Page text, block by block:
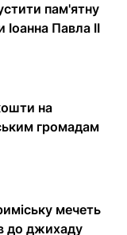
пам'ятну
Іоанна Павла II
на
громадам
мечеть
до джихаду